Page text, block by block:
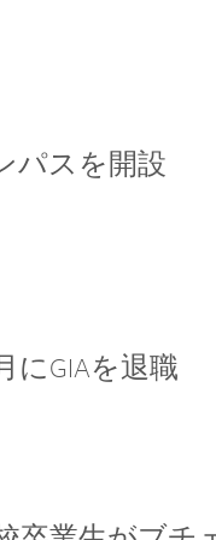
パスを開設
にGIAを退職